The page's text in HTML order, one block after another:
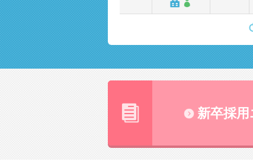
新卒採